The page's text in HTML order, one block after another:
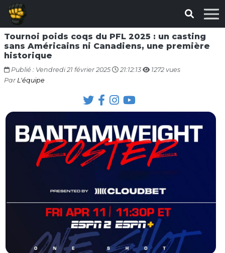
Tournoi poids coqs du PFL 2025 : un casting
sans Américains ni Canadiens, une première
historique
Publié : Vendredi 21 février 2025 21:12:13
1272 vues
Par L'équipe